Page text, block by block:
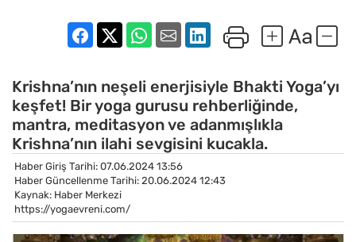
Krishna’nın neşeli enerjisiyle Bhakti Yoga’yı
keşfet! Bir yoga gurusu rehberliğinde,
mantra, meditasyon ve adanmışlıkla
Krishna’nın ilahi sevgisini kucakla.
Haber Giriş Tarihi: 07.06.2024 13:56
Haber Güncellenme Tarihi: 20.06.2024 12:43
Kaynak: Haber Merkezi
https://yogaevreni.com/